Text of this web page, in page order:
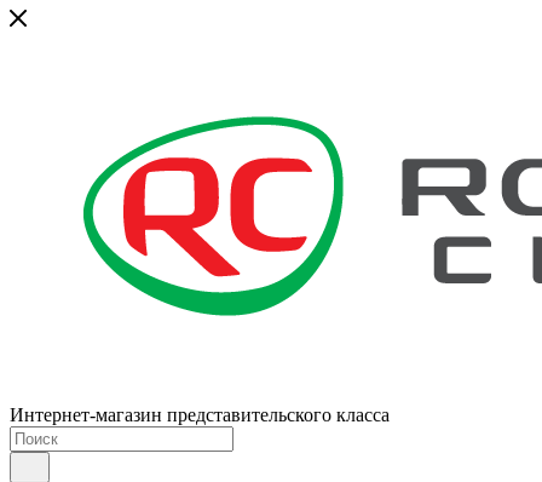
Интернет-магазин представительского класса